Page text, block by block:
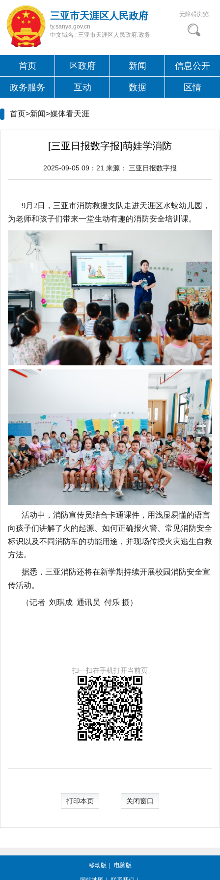
三亚市天涯区人民政府
ty.sanya.gov.cn
中文域名 : 三亚市天涯区人民政府.政务
无障碍浏览
首页 区政府 新闻 信息公开
政务服务 互动 数据 区情
首页>新闻>媒体看天涯
[三亚日报数字报]萌娃学消防
2025-09-05 09：21 来源： 三亚日报数字报
9月2日，三亚市消防救援支队走进天涯区水蛟幼儿园，
为老师和孩子们带来一堂生动有趣的消防安全培训课。
活动中，消防宣传员结合卡通课件，用浅显易懂的语言
向孩子们讲解了火的起源、如何正确报火警、常见消防安全
标识以及不同消防车的功能用途，并现场传授火灾逃生自救
方法。
据悉，三亚消防还将在新学期持续开展校园消防安全宣
传活动。
（记者 刘琪成 通讯员 付乐 摄）
扫一扫在手机打开当前页
打印本页 关闭窗口
移动版 ｜ 电脑版